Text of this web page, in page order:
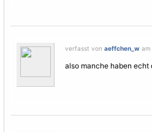
verfasst von aeffchen_w am
also manche haben